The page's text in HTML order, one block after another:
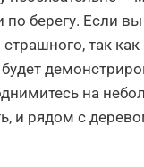
берегу. Если вы
страшного, так как
на
и рядом с